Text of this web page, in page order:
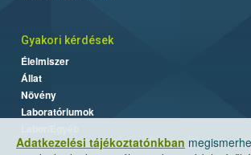
Adatkezelési tájékoztatónkban
Gyakori kérdések
Élelmiszer
Állat
Növény
Laboratóriumok